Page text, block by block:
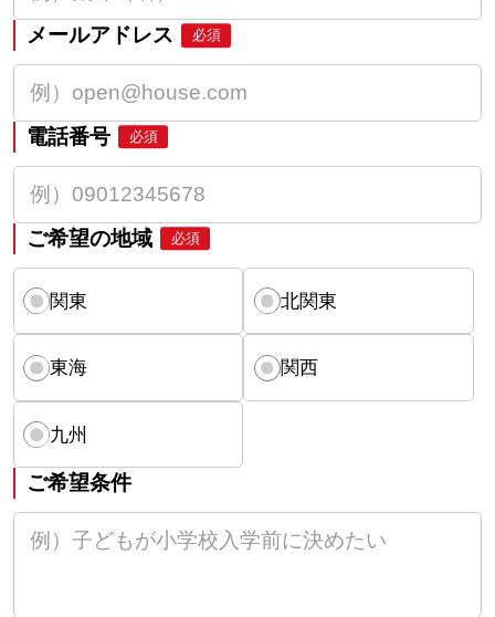
メールアドレス 必須
電話番号 必須
ご希望の地域 必須
関東 北関東
東海 関西
九州
ご希望条件